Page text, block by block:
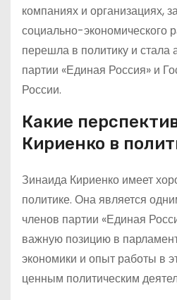
компаниях и организациях,
социально-экономического
перешла в политику и стала
партии «Единая Россия» и
России.
Какие
Кириенко в
Зинаида Кириенко имеет
политике. Она является
членов партии «Единая
важную позицию в
экономики и опыт работы в
ценным политическим